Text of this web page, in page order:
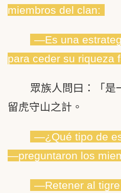
miembros del clan:
―Es una
para ceder su riqueza
眾族人問曰：「是
留虎守山之計。
―¿Qué tipo de
―preguntaron los
―Retener al